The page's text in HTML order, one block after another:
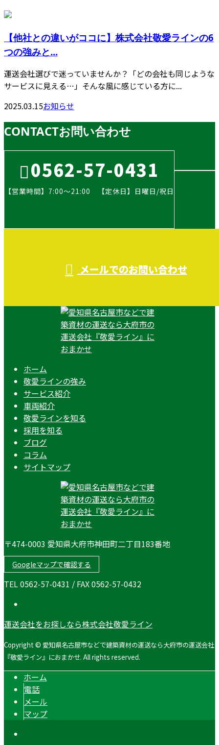
【他社との違いがココに】株式会社敬愛ラインの6
つの強みと...
運送会社選びで迷っていませんか？「どの会社も同じような
サービスに見える…」そんな風に感じている方に...
2025.03.15お知らせ
CONTACTお問い合わせ
0562-57-0431
【営業時間】7:00～21:00 【定休日】日曜日/祝日
メールでのお問い合わせ
ホーム
敬愛ラインの強み
サービス紹介
車両紹介
敬愛ラインを知る
採用を知る
ブログ
コラム
サイトマップ
〒474-0003 愛知県大府市神田町二丁目183番地
Googleマップで確認する
TEL 0562-57-0431 / FAX 0562-57-0432
運送会社をお探しなら株式会社敬愛ライン
Copyright © 愛知県名古屋市などで建築資材の運送なら大府市の運送会社
『敬愛ライン』におまかせ. All rights reserved.
ホーム
電話
メール
マップ